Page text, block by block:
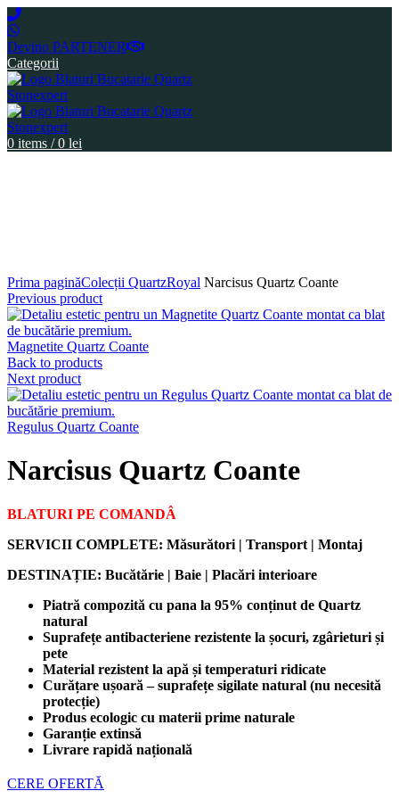
Devino PARTENER
Categorii
0 items / 0 lei
Prima paginăColecții QuartzRoyal Narcisus Quartz Coante
Previous product
Magnetite Quartz Coante
Back to products
Next product
Regulus Quartz Coante
Narcisus Quartz Coante
BLATURI PE COMANDÂ
SERVICII COMPLETE: Măsurători | Transport | Montaj
DESTINAȚIE: Bucătărie | Baie | Placări interioare
Piatră compozită cu pana la 95% conținut de Quartz
natural
Suprafețe antibacteriene rezistente la șocuri, zgârieturi și
pete
Material rezistent la apă și temperaturi ridicate
Curățare ușoară – suprafețe sigilate natural (nu necesită
protecție)
Produs ecologic cu materii prime naturale
Garanție extinsă
Livrare rapidă națională
CERE OFERTĂ